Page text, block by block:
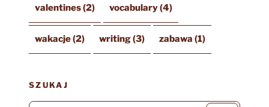
valentines(2) vocabulary(4)
wakacje(2) writing(3) zabawa (1)
SZUKAJ